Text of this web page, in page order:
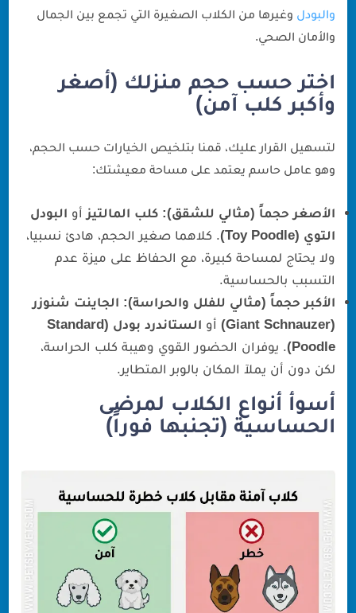
والبودل وغيرها من الكلاب الصغيرة التي تجمع بين الجمال
والأمان الصحي.
اختر حسب حجم منزلك (أصغر
وأكبر كلب آمن)
لتسهيل القرار عليك، قمنا بتلخيص الخيارات حسب الحجم،
وهو عامل حاسم يعتمد على مساحة معيشتك:
الأصغر حجماً (مثالي للشقق): كلب المالتيز أو البودل
التوي (Toy Poodle)
. كلاهما صغير الحجم، هادئ نسبيا،
ولا يحتاج لمساحة كبيرة، مع الحفاظ على ميزة عدم
التسبب بالحساسية.
الأكبر حجماً (مثالي للفلل والحراسة): الجاينت شنوزر
(Giant Schnauzer)
أو
الستاندرد بودل (Standard
Poodle) . يوفران الحضور القوي وهيبة كلب الحراسة،
لكن دون أن يملآ المكان بالوبر المتطاير.
أسوأ أنواع الكلاب لمرضى
الحساسية (تجنبها فوراً)